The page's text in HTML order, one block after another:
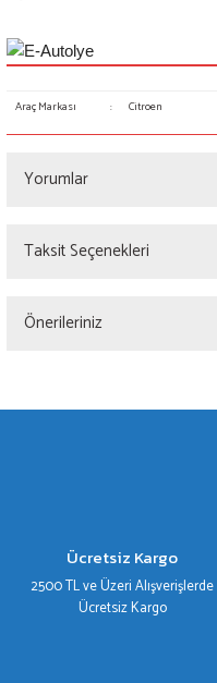
Araç Markası : Citroen
Yorumlar
Taksit Seçenekleri
Önerileriniz
gördüğünüz noktaları öneri
Ürün fiyatı diğer sitelerden daha
Bu ürüne benzer farklı
Ücretsiz Kargo
2500 TL ve Üzeri Alışverişlerde
Ücretsiz Kargo